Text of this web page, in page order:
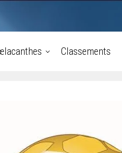
Classements